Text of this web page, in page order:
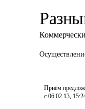
Приём
с 06.02.13,